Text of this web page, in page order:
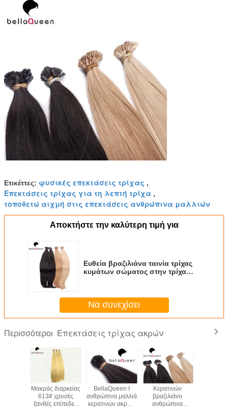
Ετικέττες: φυσικές επεκτάσεις τρίχας ,
Επεκτάσεις τρίχας για τη λεπτή τρίχα ,
τοποθετώ αιχμή στις επεκτάσεις ανθρώπινα μαλλιών
Αποκτήστε την καλύτερη τιμή για
Ευθεία βραζιλιάνα ταινία τρίχας
κυμάτων σώματος στην τρίχα
Να συνεχίσει
Περισσότεροι Επεκτάσεις τρίχας ακρών
Μακράς διαρκείας
613# χρυσές
ξανθές επίπεδες
BellaQueen Ι
ανθρώπινα μαλλιά
κερατινών ακρών
Κερατινών
βραζιλιάνο
ανθρώπινα